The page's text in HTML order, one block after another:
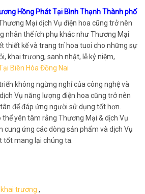
Hồng Phát Tại Bình Thạnh Thành phố
Mại dịch Vụ điện hoa cũng trở nên
nhân thể ích phụ khác như Thương Mại
thiết kế và trang trí hoa tuoi cho những sự
khai trương, sanh nhật, lễ kỷ niệm,
Biên Hòa Đồng Nai
không ngừng nghỉ của công nghệ và
Vụ năng lượng điện hoa cũng trở nên
để đáp ứng người sử dụng tốt hơn.
thể yên tâm rằng Thương Mại & dịch Vụ
cung ứng các dòng sản phẩm và dịch Vụ
mang lại chúng ta.
khai trương ,